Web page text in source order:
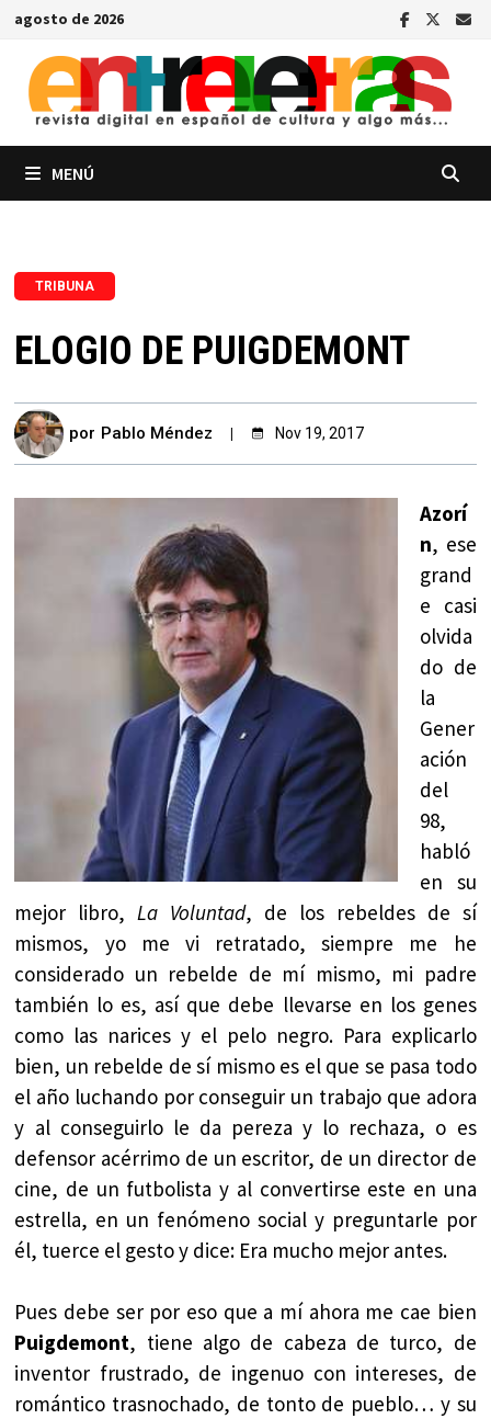
Saltar
contenido
agosto de 2026
MENÚ
TRIBUNA
ELOGIO DE PUIGDEMONT
por Pablo Méndez Nov 19, 2017
Azorí
n, ese
grand
e casi
olvida
do de
la
Gener
ación
del
98,
habló
en su
mejor libro,La Voluntad, de los rebeldes de sí
mismos, yo me vi retratado, siempre me he
considerado un rebelde de mí mismo, mi padre
también lo es, así que debe llevarse en los genes
como las narices y el pelo negro. Para explicarlo
bien, un rebelde de sí mismo es el que se pasa todo
el año luchando por conseguir un trabajo que adora
y al conseguirlo le da pereza y lo rechaza, o es
defensor acérrimo de un escritor, de un director de
cine, de un futbolista y al convertirse este en una
estrella, en un fenómeno social y preguntarle por
él, tuerce el gesto y dice: Era mucho mejor antes.
Pues debe ser por eso que a mí ahora me cae bien
Puigdemont, tiene algo de cabeza de turco, de
inventor frustrado, de ingenuo con intereses, de
romántico trasnochado, de tonto de pueblo… y su